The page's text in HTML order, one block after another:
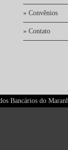
» Convênios
» Contato
Bancários do